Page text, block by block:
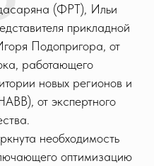
(ФРТ), Ильи
прикладной
Подопригора, от
работающего
новых регионов и
от экспертного
необходимость
оптимизацию